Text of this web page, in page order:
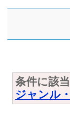
条件に該
ジャンル